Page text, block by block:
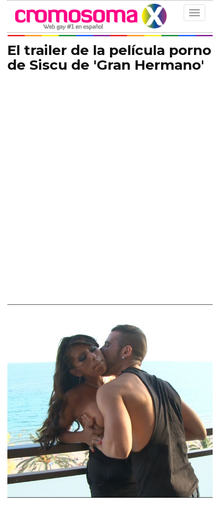
Toggle
El trailer de la película porno
de Siscu de 'Gran Hermano'